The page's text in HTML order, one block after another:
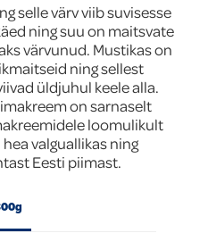
selle värv viib suvisesse
ning suu on maitsvate
värvunud. Mustikas on
ning sellest
üldjuhul keele alla.
on sarnaselt
loomulikult
valguallikas ning
Eesti piimast.